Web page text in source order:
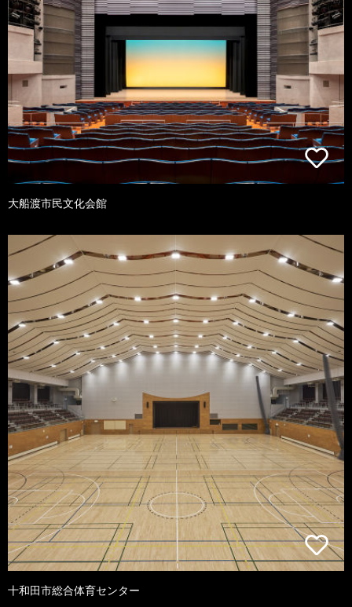
大船渡市民文化会館
十和田市総合体育センター